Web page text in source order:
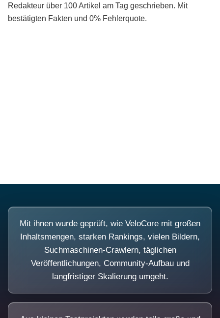
Redakteur über 100 Artikel am Tag geschrieben. Mit
bestätigten Fakten und 0% Fehlerquote.
Mit ihnen wurde geprüft, wie VeloCore mit großen
Inhaltsmengen, starken Rankings, vielen Bildern,
Suchmaschinen-Crawlern, täglichen
Veröffentlichungen, Community-Aufbau und
langfristiger Skalierung umgeht.